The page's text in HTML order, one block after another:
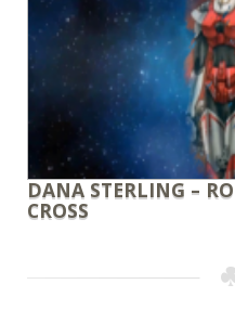
DANA STERLING –
CROSS